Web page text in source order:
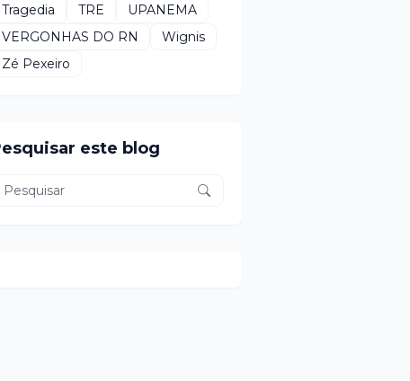
Tragedia
TRE
UPANEMA
VERGONHAS DO RN
Wignis
Zé Pexeiro
este blog